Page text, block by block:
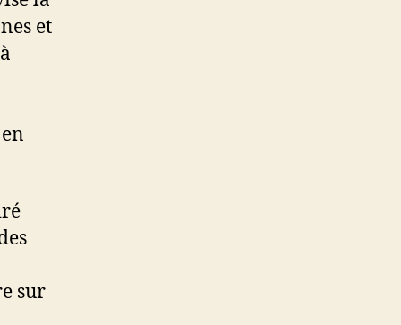
et
sur